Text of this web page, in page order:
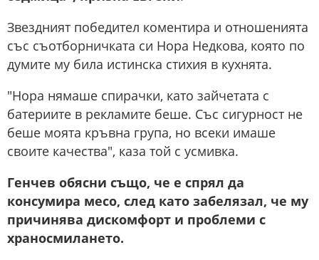
Звездният победител коментира и отношенията
със съотборничката си Нора Недкова, която по
думите му била истинска стихия в кухнята.
"Нора нямаше спирачки, като зайчетата с
батериите в рекламите беше. Със сигурност не
беше моята кръвна група, но всеки имаше
своите качества", каза той с усмивка.
Генчев обясни също, че е спрял да
консумира месо, след като забелязал, че му
причинява дискомфорт и проблеми с
храносмилането.